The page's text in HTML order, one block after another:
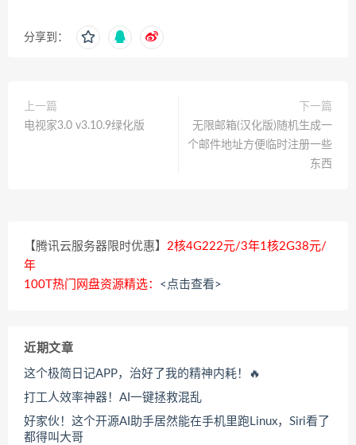
分享到：
上一篇
电视家3.0 v3.10.9绿化版
下一篇
无限邮箱(汉化版)随机生成一
个邮件地址方便临时注册一些
东西
【腾讯云服务器限时优惠】 2核4G222元/3年1核2G38元/
年
100T热门网盘资源精选： <点击查看>
近期文章
这个极简日记APP，治好了我的精神内耗！🔥
打工人效率神器！AI一键拯救混乱
好家伙！这个开源AI助手居然能在手机里跑Linux，Siri看了
都得叫大哥